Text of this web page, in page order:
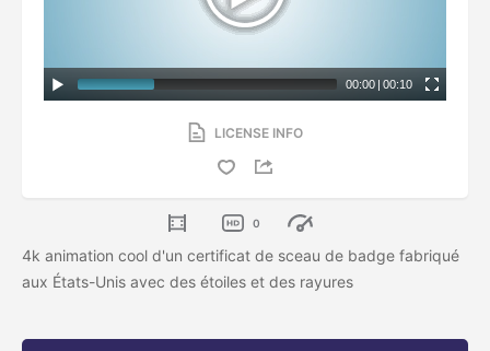
00:00 | 00:10
LICENSE INFO
0
4k animation cool d'un certificat de sceau de badge fabriqué
aux États-Unis avec des étoiles et des rayures